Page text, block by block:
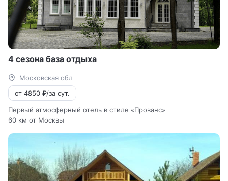
4 сезона база отдыха
Московская обл
от 4850 ₽/за сут.
Первый атмосферный отель в стиле «Прованс»
60 км от Москвы